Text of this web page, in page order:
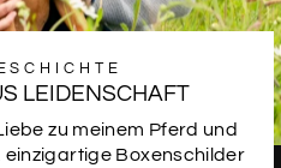
LEIDENSCHAFT
zu meinem Pferd und
einzigartige Boxenschilder